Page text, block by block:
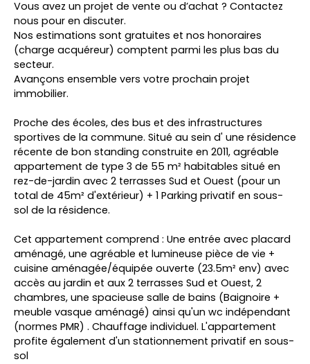
Vous avez un projet de vente ou d’achat ? Contactez
nous pour en discuter.
Nos estimations sont gratuites et nos honoraires
(charge acquéreur) comptent parmi les plus bas du
secteur.
Avançons ensemble vers votre prochain projet
immobilier.
Proche des écoles, des bus et des infrastructures
sportives de la commune. Situé au sein d' une résidence
récente de bon standing construite en 2011, agréable
appartement de type 3 de 55 m² habitables situé en
rez-de-jardin avec 2 terrasses Sud et Ouest (pour un
total de 45m² d'extérieur) + 1 Parking privatif en sous-
sol de la résidence.
Cet appartement comprend : Une entrée avec placard
aménagé, une agréable et lumineuse pièce de vie +
cuisine aménagée/équipée ouverte (23.5m² env) avec
accès au jardin et aux 2 terrasses Sud et Ouest, 2
chambres, une spacieuse salle de bains (Baignoire +
meuble vasque aménagé) ainsi qu'un wc indépendant
(normes PMR) . Chauffage individuel. L'appartement
profite également d'un stationnement privatif en sous-
sol